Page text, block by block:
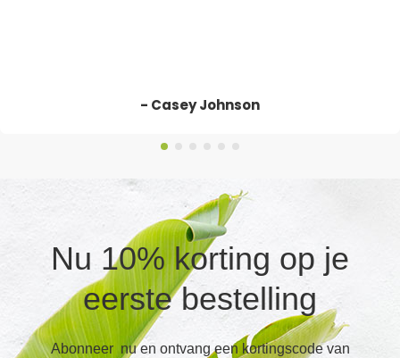
- Casey Johnson
Nu 10% korting op je
eerste bestelling
Abonneer nu en ontvang een kortingscode van